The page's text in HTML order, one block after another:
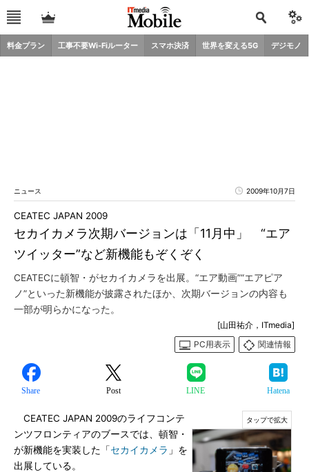
料金プラン 工事不要Wi-Fiルーター スマホ決済 世界を変える5G デジモノ
ニュース 2009年10月7日
セカイカメラ次期バージョンは「11月中」 “エア
ツイッター”など新機能もぞくぞく
CEATEC JAPAN 2009
CEATECに頓智・がセカイカメラを出展。“エア動画”“エアピア
ノ”といった新機能が披露されたほか、次期バージョンの内容も
一部が明らかになった。
[山田祐介，ITmedia]
PC用表示
関連情報
Share Post LINE Hatena
CEATEC JAPAN 2009のライフコンテ
ンツフロンティアのブースでは、頓智・
が新機能を実装した「セカイカメラ 」を
出展している。